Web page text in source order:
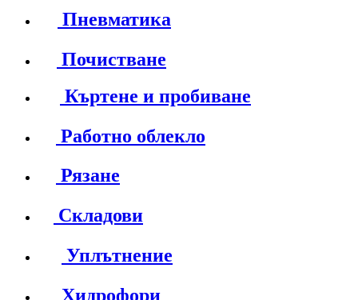
Пневматика
Почистване
Къртене и пробиване
Работно облекло
Рязане
Складови
Уплътнение
Хидрофори